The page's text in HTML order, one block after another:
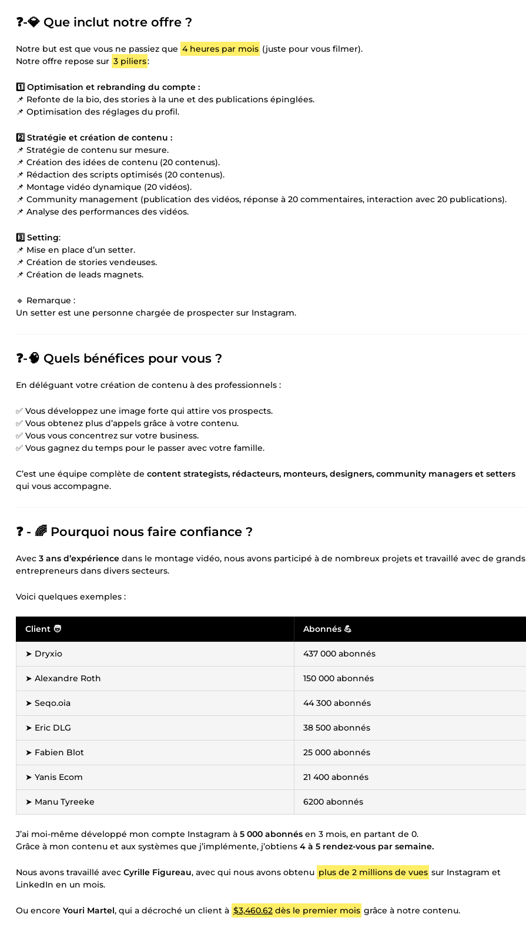
❓-💎 Que inclut notre offre ?
Notre but est que vous ne passiez que 4 heures par mois (juste pour vous filmer).
Notre offre repose sur 3 piliers:
1️⃣ Optimisation et rebranding du compte :
📌 Refonte de la bio, des stories à la une et des publications épinglées.
📌 Optimisation des réglages du profil.
2️⃣ Stratégie et création de contenu :
📌 Stratégie de contenu sur mesure.
📌 Création des idées de contenu (20 contenus).
📌 Rédaction des scripts optimisés (20 contenus).
📌 Montage vidéo dynamique (20 vidéos).
📌 Community management (publication des vidéos, réponse à 20 commentaires, interaction avec 20 publications).
📌 Analyse des performances des vidéos.
3️⃣ Setting:
📌 Mise en place d’un setter.
📌 Création de stories vendeuses.
📌 Création de leads magnets.
🔹 Remarque :
Un setter est une personne chargée de prospecter sur Instagram.
❓-🧠 Quels bénéfices pour vous ?
En déléguant votre création de contenu à des professionnels :
✅ Vous développez une image forte qui attire vos prospects.
✅ Vous obtenez plus d’appels grâce à votre contenu.
✅ Vous vous concentrez sur votre business.
✅ Vous gagnez du temps pour le passer avec votre famille.
C’est une équipe complète de content strategists, rédacteurs, monteurs, designers, community managers et setters
qui vous accompagne.
❓ - 🌈 Pourquoi nous faire confiance ?
Avec 3 ans d’expérience dans le montage vidéo, nous avons participé à de nombreux projets et travaillé avec de grands
entrepreneurs dans divers secteurs.
Voici quelques exemples :
Client 🧑 Abonnés 💪
➤ Dryxio 437 000 abonnés
➤ Alexandre Roth 150 000 abonnés
➤ Seqo.oia 44 300 abonnés
➤ Eric DLG 38 500 abonnés
➤ Fabien Blot 25 000 abonnés
➤ Yanis Ecom 21 400 abonnés
➤ Manu Tyreeke 6200 abonnés
J’ai moi-même développé mon compte Instagram à 5 000 abonnés en 3 mois, en partant de 0.
Grâce à mon contenu et aux systèmes que j’implémente, j’obtiens 4 à 5 rendez-vous par semaine.
Nous avons travaillé avec Cyrille Figureau, avec qui nous avons obtenu plus de 2 millions de vues sur Instagram et
LinkedIn en un mois.
Ou encore Youri Martel, qui a décroché un client à $3,460.62dès le premier mois grâce à notre contenu.